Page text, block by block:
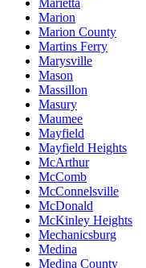
Marion
Marion County
Martins Ferry
Marysville
Mason
Massillon
Masury
Maumee
Mayfield
Mayfield Heights
McArthur
McComb
McConnelsville
McDonald
McKinley Heights
Mechanicsburg
Medina
Medina County